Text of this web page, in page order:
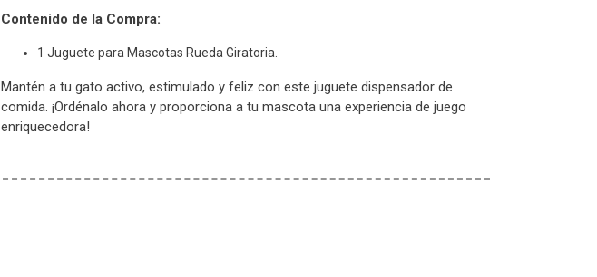
Contenido de la Compra:
1 Juguete para Mascotas Rueda Giratoria.
Mantén a tu gato activo, estimulado y feliz con este juguete dispensador de
comida. ¡Ordénalo ahora y proporciona a tu mascota una experiencia de juego
enriquecedora!